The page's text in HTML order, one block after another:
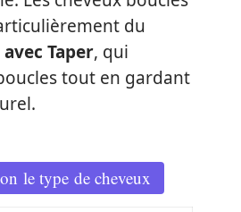
du
Taper, qui
tout en gardant
le type de cheveux